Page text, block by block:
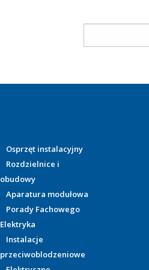
Osprzęt instalacyjny
Rozdzielnice i
obudowy
Aparatura modułowa
Porady Fachowego
Elektryka
Instalacje
przeciwoblodzeniowe